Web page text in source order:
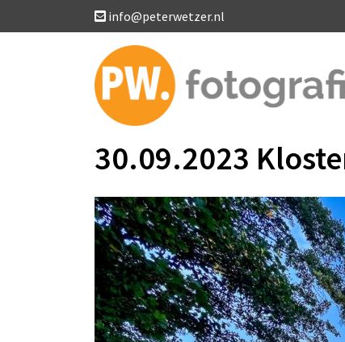
info@peterwetzer.nl
30.09.2023